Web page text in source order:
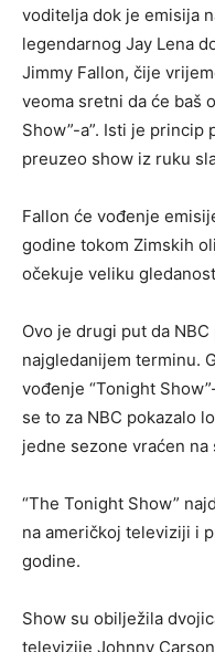
voditelja dok je emisija
legendarnog Jay Lena
Jimmy Fallon, čije
veoma sretni da će baš
Show”-a”. Isti je princip
preuzeo show iz ruku
Fallon će vođenje
godine tokom Zimskih
očekuje veliku
Ovo je drugi put da
najgledanijem terminu.
vođenje “Tonight
se to za NBC pokazalo
jedne sezone vraćen na
“The Tonight Show”
na američkoj televiziji i
godine.
Show su obilježila
televizije Johnny